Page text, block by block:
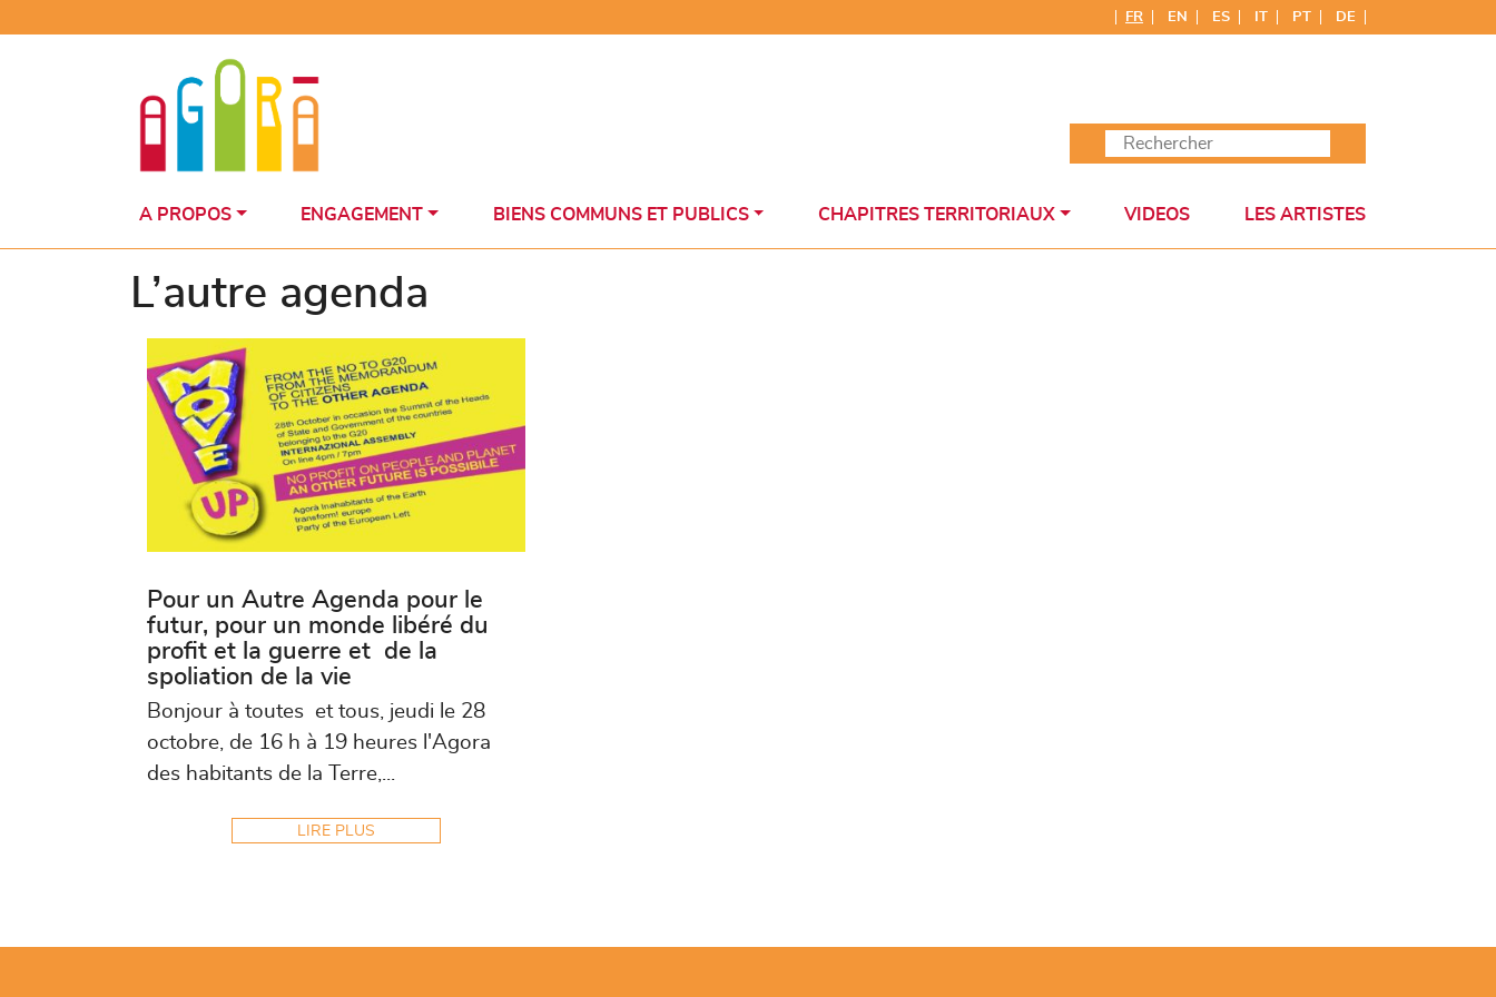
FR EN ES IT PT DE
A PROPOS ENGAGEMENT BIENS COMMUNS ET PUBLICS CHAPITRES TERRITORIAUX VIDEOS LES ARTISTES
L’autre agenda
Pour un Autre Agenda pour le
futur, pour un monde libéré du
profit et la guerre et de la
spoliation de la vie
Bonjour à toutes et tous, jeudi le 28
octobre, de 16 h à 19 heures l'Agora
des habitants de la Terre,...
LIRE PLUS